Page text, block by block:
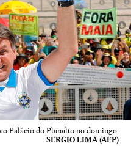
Palácio do Planalto no domingo.
SERGIO LIMA (AFP)